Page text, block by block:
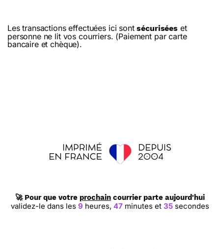
Les transactions effectuées ici sontsécurisées et
personne ne lit vos courriers. (Paiement par carte
bancaire et chèque).
🚀 Pour que votre prochain courrier parte aujourd'hui
validez-le dans les 9 heures, 47 minutes et 34 secondes